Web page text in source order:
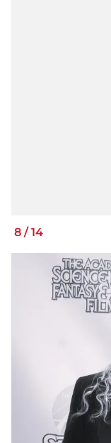
8 /14